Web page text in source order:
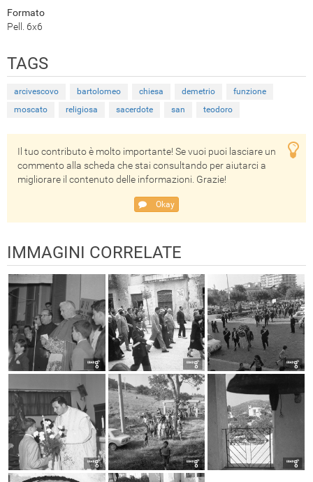
Formato
Pell. 6x6
TAGS
arcivescovo bartolomeo chiesa demetrio
funzione
moscato
religiosa sacerdote san teodoro
Il tuo contributo è molto importante! Se vuoi puoi lasciare un
commento alla scheda che stai consultando per aiutarci a
migliorare il contenuto delle informazioni. Grazie!
Okay
IMMAGINI CORRELATE